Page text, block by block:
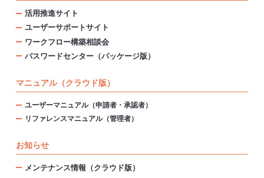
活用推進サイト
ユーザーサポートサイト
ワークフロー構築相談会
パスワードセンター（パッケージ版）
マニュアル（クラウド版）
ユーザーマニュアル（申請者・承認者）
リファレンスマニュアル（管理者）
お知らせ
メンテナンス情報（クラウド版）